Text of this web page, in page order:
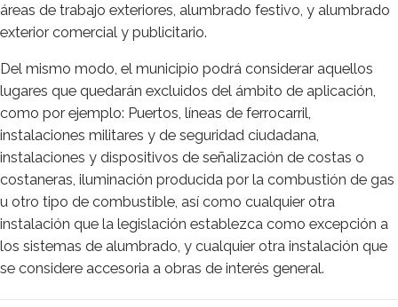
áreas de trabajo exteriores, alumbrado festivo, y alumbrado
exterior comercial y publicitario.
Del mismo modo, el municipio podrá considerar aquellos
lugares que quedarán excluidos del ámbito de aplicación,
como por ejemplo: Puertos, líneas de ferrocarril,
instalaciones militares y de seguridad ciudadana,
instalaciones y dispositivos de señalización de costas o
costaneras, iluminación producida por la combustión de gas
u otro tipo de combustible, así como cualquier otra
instalación que la legislación establezca como excepción a
los sistemas de alumbrado, y cualquier otra instalación que
se considere accesoria a obras de interés general.